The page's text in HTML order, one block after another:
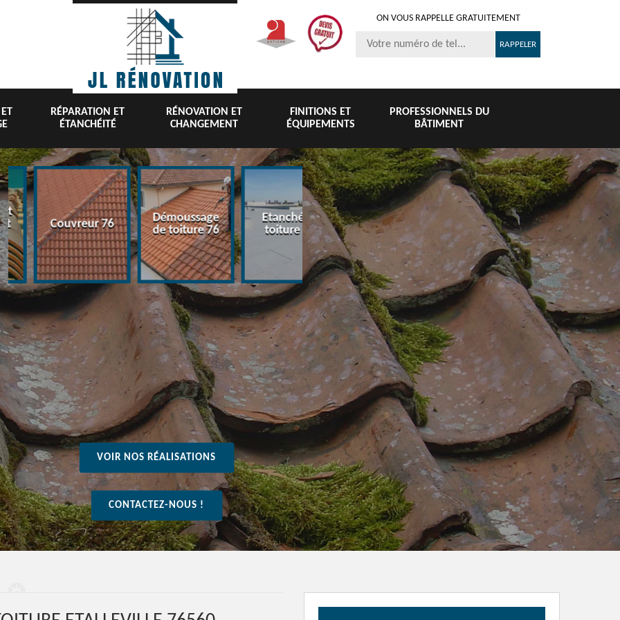
ON VOUS RAPPELLE GRATUITEMENT
RÉPARATION ET
ÉTANCHÉITÉ
RÉNOVATION ET
CHANGEMENT
FINITIONS ET
ÉQUIPEMENTS
PROFESSIONNELS DU
BÂTIMENT
Couvreur 76
Démoussage
de toiture 76
Etanchéité
toiture 76
Nettoyage de
toiture 76
Nettoyage et
pose de
gouttière 76
Peinture
tuile et
76
VOIR NOS RÉALISATIONS
CONTACTEZ-NOUS !